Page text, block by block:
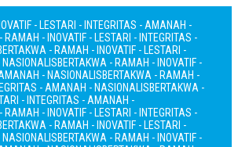
- LESTARI - INTEGRITAS - AMANAH -
RAMAH - INOVATIF - LESTARI - INTEGRITAS -
- RAMAH - INOVATIF - LESTARI -
NASIONALISBERTAKWA - RAMAH - INOVATIF -
- NASIONALISBERTAKWA - RAMAH -
- AMANAH - NASIONALISBERTAKWA -
- INTEGRITAS - AMANAH -
RAMAH - INOVATIF - LESTARI - INTEGRITAS -
- RAMAH - INOVATIF - LESTARI -
NASIONALISBERTAKWA - RAMAH - INOVATIF -